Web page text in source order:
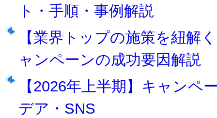
ト・手順・事例解説
【業界トップの施策を紐解
ャンペーンの成功要因解説
【2026年上半期】キャンペ
デア・SNS